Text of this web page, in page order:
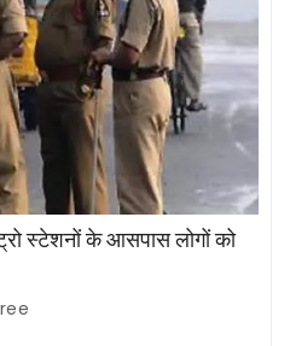
स्टेशनों के आसपास लोगों को